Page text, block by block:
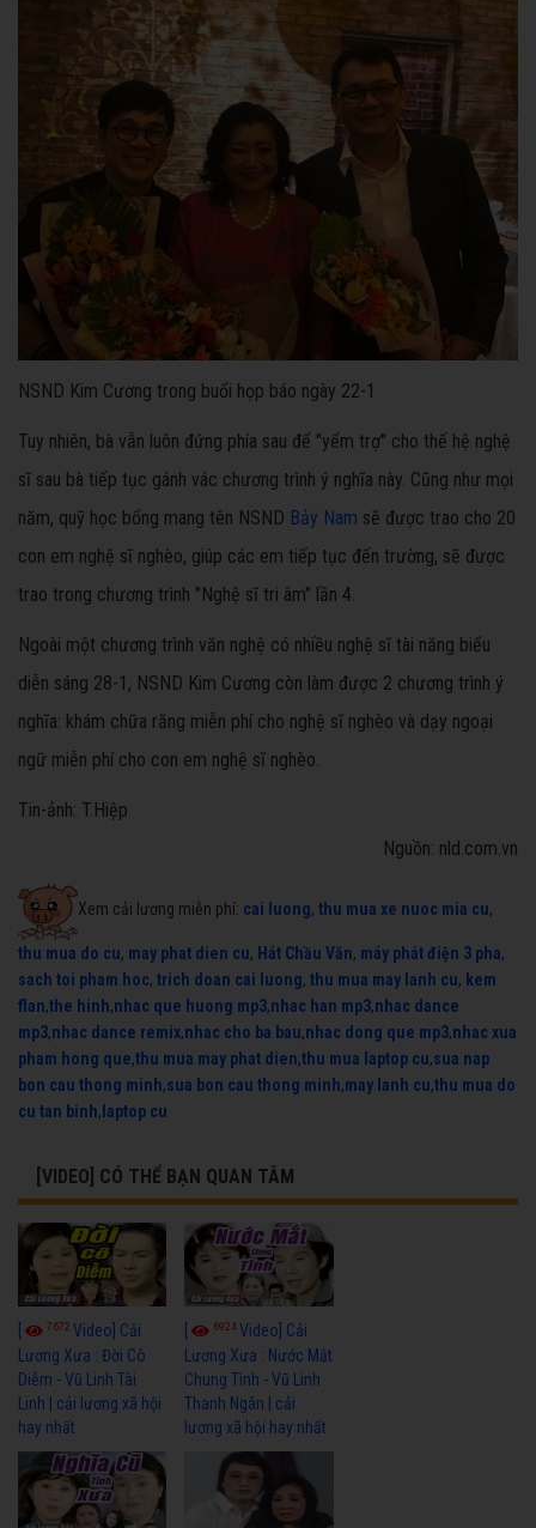
NSND Kim Cương trong buổi họp báo ngày 22-1
Tuy nhiên, bà vẫn luôn đứng phía sau để "yểm trợ" cho thế hệ nghệ
sĩ sau bà tiếp tục gánh vác chương trình ý nghĩa này. Cũng như mọi
năm, quỹ học bổng mang tên NSND Bảy Nam sẽ được trao cho 20
con em nghệ sĩ nghèo, giúp các em tiếp tục đến trường, sẽ được
trao trong chương trình "Nghệ sĩ tri âm" lần 4.
Ngoài một chương trình văn nghệ có nhiều nghệ sĩ tài năng biểu
diễn sáng 28-1, NSND Kim Cương còn làm được 2 chương trình ý
nghĩa: khám chữa răng miễn phí cho nghệ sĩ nghèo và dạy ngoại
ngữ miễn phí cho con em nghệ sĩ nghèo.
Tin-ảnh: T.Hiệp
Nguồn: nld.com.vn
Xem cải lương miễn phí: cai luong, thu mua xe nuoc mia cu,
thu mua do cu, may phat dien cu, Hát Chầu Văn, máy phát điện 3 pha,
sach toi pham hoc, trich doan cai luong, thu mua may lanh cu, kem
flan,the hinh,nhac que huong mp3,nhac han mp3,nhac dance
mp3,nhac dance remix,nhac cho ba bau,nhac dong que mp3,nhac xua
pham hong que,thu mua may phat dien,thu mua laptop cu,sua nap
bon cau thong minh,sua bon cau thong minh,may lanh cu,thu mua do
cu tan binh, laptop cu
[VIDEO] CÓ THỂ BẠN QUAN TÂM
[ 7672 Video] Cải
Lương Xưa : Đời Cô
Diễm - Vũ Linh Tài
Linh | cải lương xã hội
hay nhất
[ 6924Video] Cải
Lương Xưa : Nước Mắt
Chung Tình - Vũ Linh
Thanh Ngân | cải
lương xã hội hay nhất